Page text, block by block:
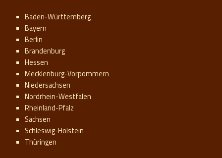
Baden-Württemberg
Bayern
Berlin
Brandenburg
Hessen
Mecklenburg-Vorpommern
Niedersachsen
Nordrhein-Westfalen
Rheinland-Pfalz
Sachsen
Schleswig-Holstein
Thüringen